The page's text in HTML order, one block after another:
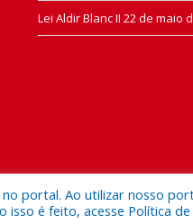
Lei Aldir Blanc II 22 de maio
portal. Ao utilizar nosso
é feito, acesse Política de